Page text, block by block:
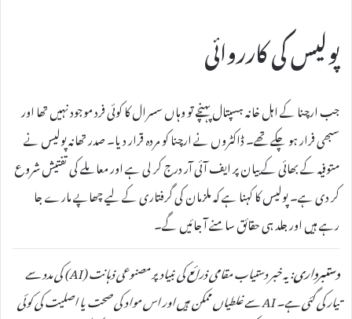
پولیس کی کارروائی
جب ارچنا کے اہل خانہ ہسپتال پہنچے تو وہاں سسرال کا کوئی فرد موجود نہیں تھا اور
سبھی فرار ہو چکے تھے۔ ڈاکٹروں نے ارچنا کو مردہ قرار دیا۔ صدر تھانہ پولیس نے
متوفیہ کے بھائی کے بیان پر ایف آئی آر درج کر لی ہے اور معاملے کی تفتیش شروع
کر دی ہے۔ پولیس کا کہنا ہے کہ ملزمان کی گرفتاری کے لیے چھاپے مارے جا
رہے ہیں اور جلد ہی حقائق سامنے آ جائیں گے۔
دستبرداری:
یہ خبر دستیاب مقامی ذرائع کی بنیاد پر مصنوعی ذہانت (AI) کی مدد سے
تیار کی گئی ہے۔ AI سے غلطیاں ممکن ہیں اور اس مواد کی صحت یا اصلیت کی کوئی